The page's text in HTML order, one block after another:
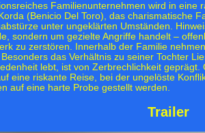
Familienunternehmen wird in eine
(Benicio Del Toro), das charismatische
unter ungeklärten Umständen.
sondern um gezielte Angriffe handelt –
zu zerstören. Innerhalb der Familie
das Verhältnis zu seiner Tochter
lebt, ist von Zerbrechlichkeit
eine riskante Reise, bei der ungelöste
auf eine harte Probe gestellt werden.
Trailer